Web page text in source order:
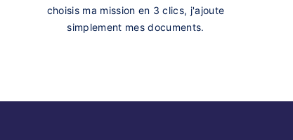
choisis ma mission en 3 clics, j'ajoute
simplement mes documents.